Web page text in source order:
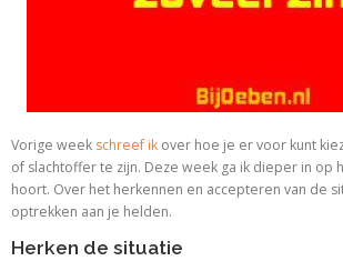
Vorige week schreef ik over hoe je er voor kunt
of slachtoffer te zijn. Deze week ga ik dieper in op
hoort. Over het herkennen en accepteren van de
optrekken aan je helden.
Herken de situatie